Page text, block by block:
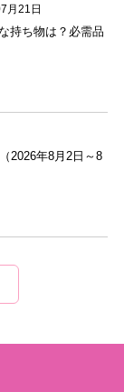
月21日
持ち物は？必需品
2026年8月2日～8